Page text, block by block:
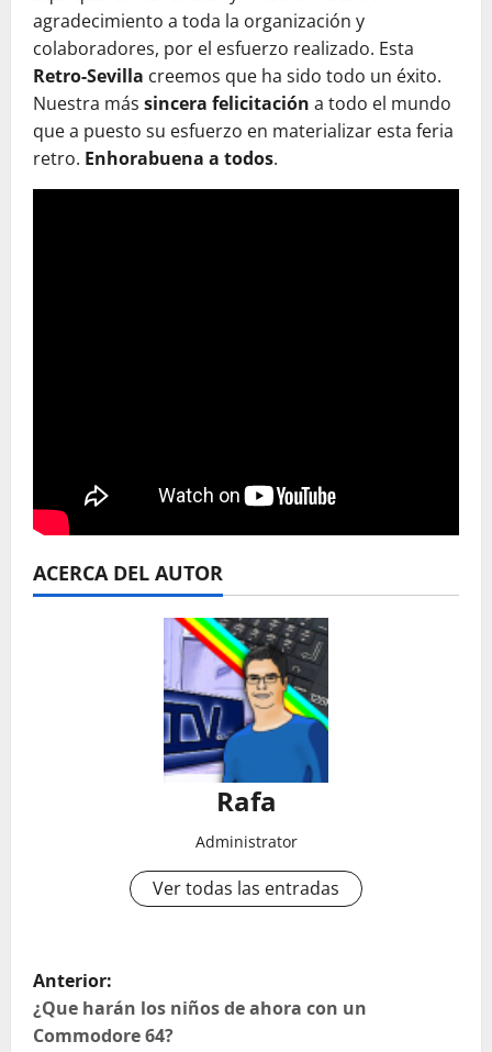
agradecimiento a toda la organización y
colaboradores, por el esfuerzo realizado. Esta
Retro-Sevilla creemos que ha sido todo un éxito.
Nuestra más sincera felicitación a todo el mundo
que a puesto su esfuerzo en materializar esta feria
retro. Enhorabuena a todos.
ACERCA DEL AUTOR
Rafa
Administrator
Ver todas las entradas
N
a
Anterior:
¿Que harán los niños de ahora con un
Commodore 64?